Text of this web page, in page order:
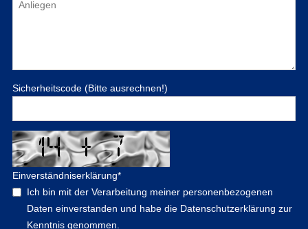
Sicherheitscode (Bitte ausrechnen!)
Einverständniserklärung*
Ich bin mit der Verarbeitung meiner personenbezogenen
Daten einverstanden und habe die Datenschutzerklärung zur
Kenntnis genommen.